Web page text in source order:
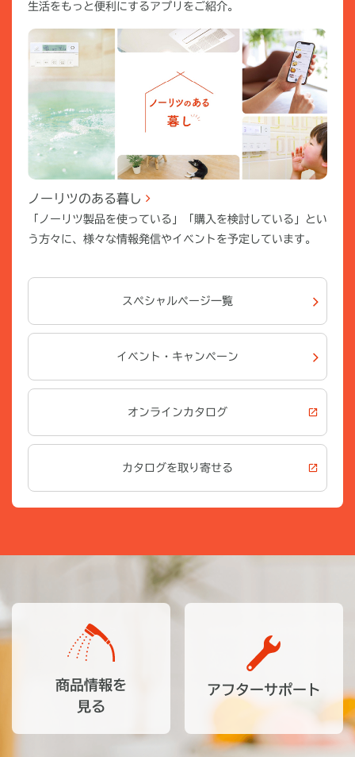
生活をもっと便利にするアプリをご紹介。
ノーリツのある暮し
「ノーリツ製品を使っている」「購入を検討している」とい
う方々に、様々な情報発信やイベントを予定しています。
スペシャルページ一覧
イベント・キャンペーン
オンラインカタログ
カタログを取り寄せる
商品情報を
見る
アフターサポート